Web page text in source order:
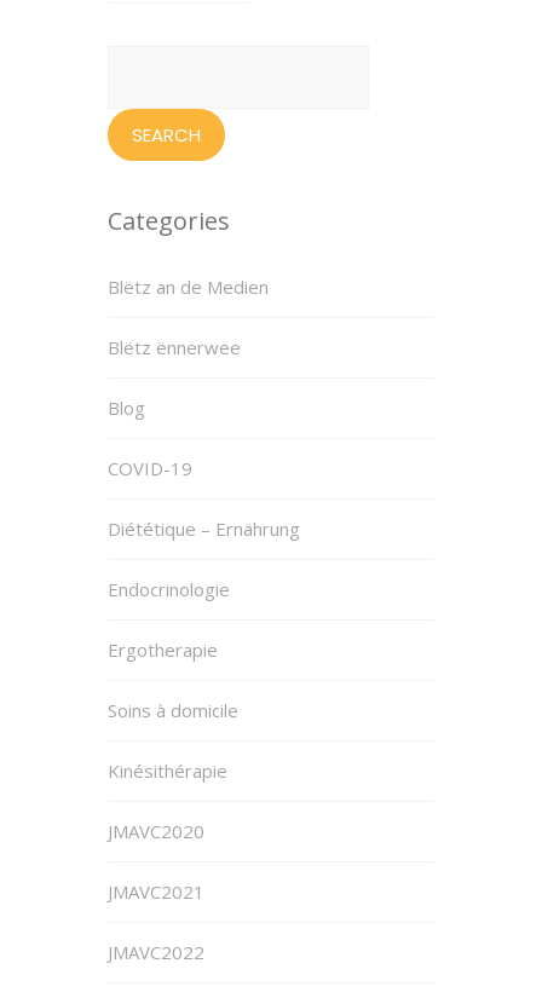
Categories
Blëtz an de Medien
Blëtz ënnerwee
Blog
COVID-19
Diététique – Ernährung
Endocrinologie
Ergotherapie
Soins à domicile
Kinésithérapie
JMAVC2020
JMAVC2021
JMAVC2022